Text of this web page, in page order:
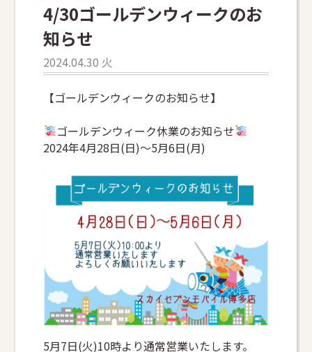
4/30ゴールデンウィークのお
知らせ
2024.04.30 火
【ゴールデンウィークのお知らせ】
ゴールデンウィーク休業のお知らせ
2024年4月28日(日)〜5月6日(月)
5月7日(火)10時より通常営業いたします。